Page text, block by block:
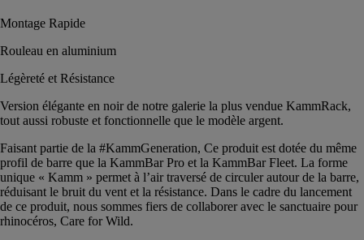
Montage Rapide
Rouleau en aluminium
Légèreté et Résistance
Version élégante en noir de notre galerie la plus vendue KammRack,
tout aussi robuste et fonctionnelle que le modèle argent.
Faisant partie de la #KammGeneration, Ce produit est dotée du même
profil de barre que la KammBar Pro et la KammBar Fleet. La forme
unique « Kamm » permet à l’air traversé de circuler autour de la barre,
réduisant le bruit du vent et la résistance. Dans le cadre du lancement
de ce produit, nous sommes fiers de collaborer avec le sanctuaire pour
rhinocéros, Care for Wild.